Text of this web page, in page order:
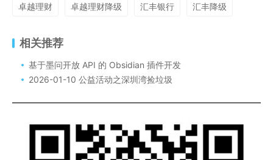
卓越理财 卓越理财降级 汇丰银行 汇丰降级
相关推荐
基于墨问开放 API 的 Obsidian 插件开发
2026-01-10 公益活动之深圳湾捡垃圾